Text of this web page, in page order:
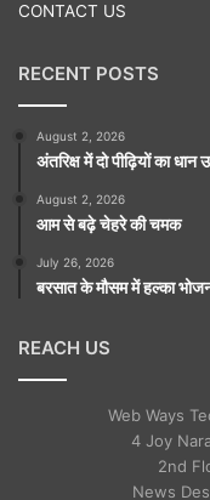
CONTACT US
RECENT POSTS
August 2, 2026
अंतरिक्ष में दो पीढ़ियों का
August 2, 2026
आम से बढ़े चेहरे की चमक
July 26, 2026
बरसात के मौसम में हल्का
REACH US
Web Ways
4 Joy
2nd
News